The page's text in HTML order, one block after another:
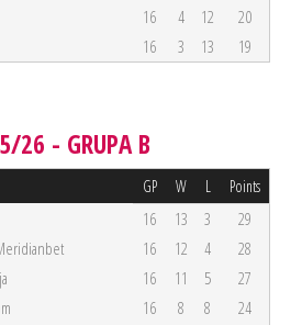
16 4 12
20
16 3 13 19
26 - GRUPA B
GP W L Points
16 13 3
29
16 12 4
28
16 11 5
27
16 8 8
24